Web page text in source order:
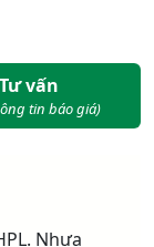
Tư vấn
tin báo giá)
Nhựa